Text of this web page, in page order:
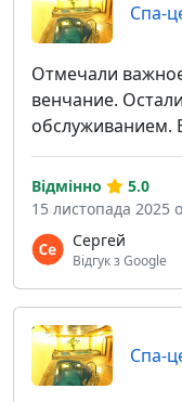
Спа-
Отмечали
венчание.
обслуживанием.
Сергей
Відгук з Google
Відмінно
5.0
15 листопада 2025
Спа-